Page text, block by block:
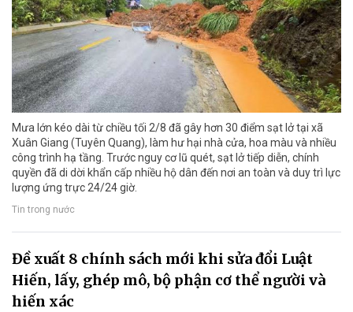
Mưa lớn kéo dài từ chiều tối 2/8 đã gây hơn 30 điểm sạt lở tại xã
Xuân Giang (Tuyên Quang), làm hư hại nhà cửa, hoa màu và nhiều
công trình hạ tầng. Trước nguy cơ lũ quét, sạt lở tiếp diễn, chính
quyền đã di dời khẩn cấp nhiều hộ dân đến nơi an toàn và duy trì lực
lượng ứng trực 24/24 giờ.
Tin trong nước
Đề xuất 8 chính sách mới khi sửa đổi Luật
Hiến, lấy, ghép mô, bộ phận cơ thể người và
hiến xác